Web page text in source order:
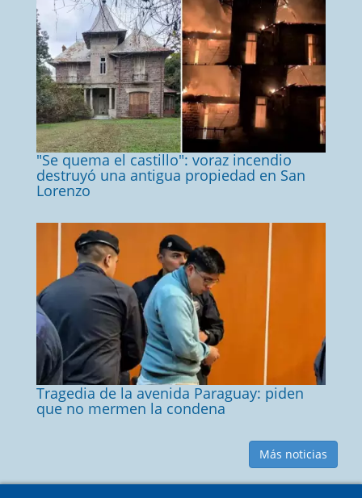
"Se quema el castillo": voraz incendio
destruyó una antigua propiedad en San
Lorenzo
Tragedia de la avenida Paraguay: piden
que no mermen la condena
Más noticias